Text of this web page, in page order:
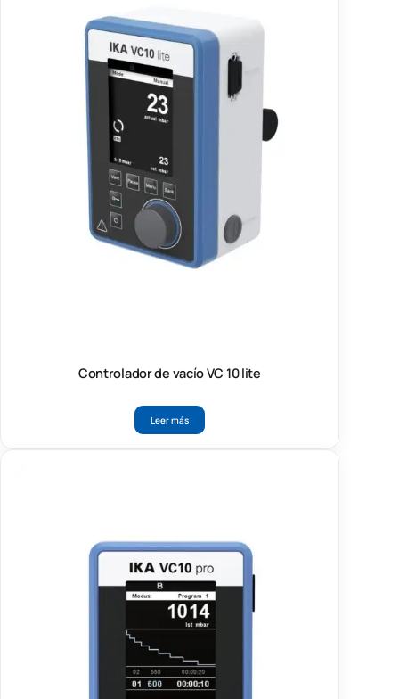
Controlador de vacío VC 10 lite
Leer más